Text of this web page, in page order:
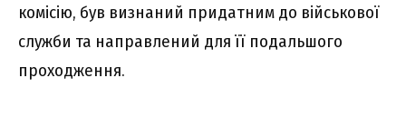
комісію, був визнаний придатним до військової
служби та направлений для її подальшого
проходження.